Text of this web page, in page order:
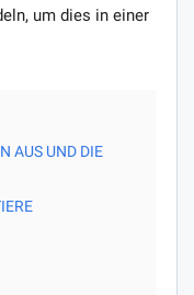
um dies in einer
AUS UND DIE